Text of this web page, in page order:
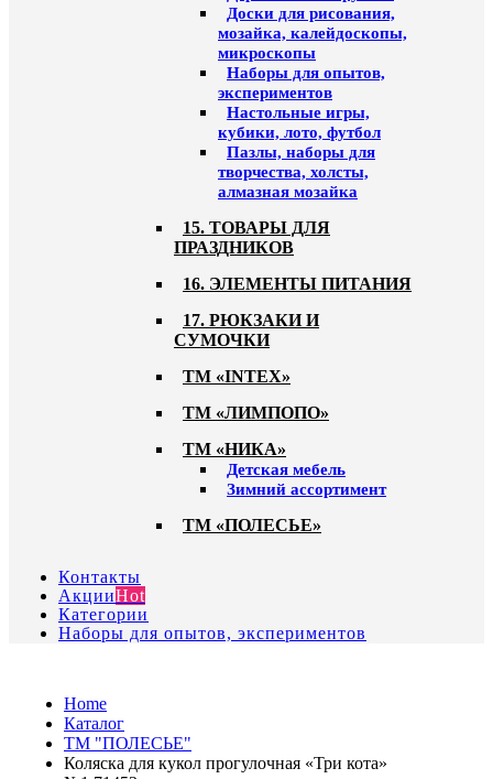
Доски для рисования,
мозайка, калейдоскопы,
микроскопы
Наборы для опытов,
экспериментов
Настольные игры,
кубики, лото, футбол
Пазлы, наборы для
творчества, холсты,
алмазная мозайка
15. ТОВАРЫ ДЛЯ
ПРАЗДНИКОВ
16. ЭЛЕМЕНТЫ ПИТАНИЯ
17. РЮКЗАКИ И
СУМОЧКИ
ТМ «INTEX»
ТМ «ЛИМПОПО»
ТМ «НИКА»
Детская мебель
Зимний ассортимент
ТМ «ПОЛЕСЬЕ»
Контакты
АкцииHot
Категории
Наборы для опытов, экспериментов
Home
Каталог
ТМ "ПОЛЕСЬЕ"
Коляска для кукол прогулочная «Три кота»